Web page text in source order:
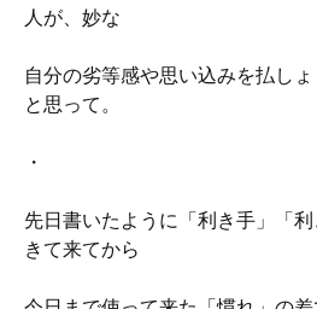
人が、妙な
自分の劣等感や思い込みを払し
と思って。
・
先日書いたように「利き手」「
きて来てから